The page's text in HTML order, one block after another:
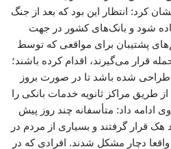
کرد: انتظار این بود که بعد از جنگ
شود و بانک‌های کشور در جهت
پشتیبان برای مواقعی که توسط
قرار می‌گیرند، اقدام کرده باشند؛
طراحی شده باشد تا در صورت بروز
طریق مراکز ثانویه خدمات بانکی را
ادامه داد: متأسفانه چند روز پیش
هک قرار گرفتند و بسیاری از مردم در
دچار مشکل شدند. افرادی که در